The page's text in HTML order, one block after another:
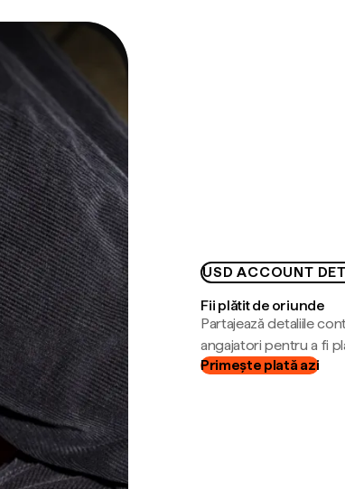
USD ACCOUNT
Fii plătit de oriunde
Partajează detaliile
angajatori pentru a fi
Primește plată azi